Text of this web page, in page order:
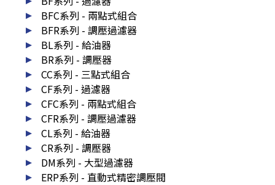
BFC系列 - 兩點式組合
BFR系列 - 調壓過濾器
BL系列 - 給油器
BR系列 - 調壓器
CC系列 - 三點式組合
CF系列 - 過濾器
CFC系列 - 兩點式組合
CFR系列 - 調壓過濾器
CL系列 - 給油器
CR系列 - 調壓器
DM系列 - 大型過濾器
ERP系列 - 直動式精密調壓閥